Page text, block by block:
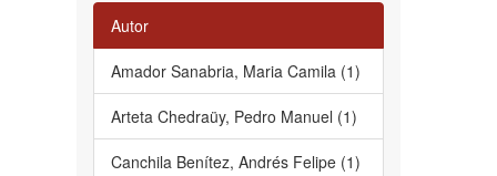
Autor
Amador Sanabria, Maria Camila (1)
Arteta Chedraüy, Pedro Manuel (1)
Canchila Benítez, Andrés Felipe (1)